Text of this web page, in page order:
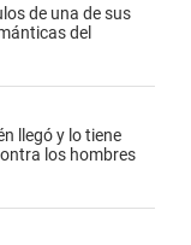
de una de sus
del
llegó y lo tiene
los hombres